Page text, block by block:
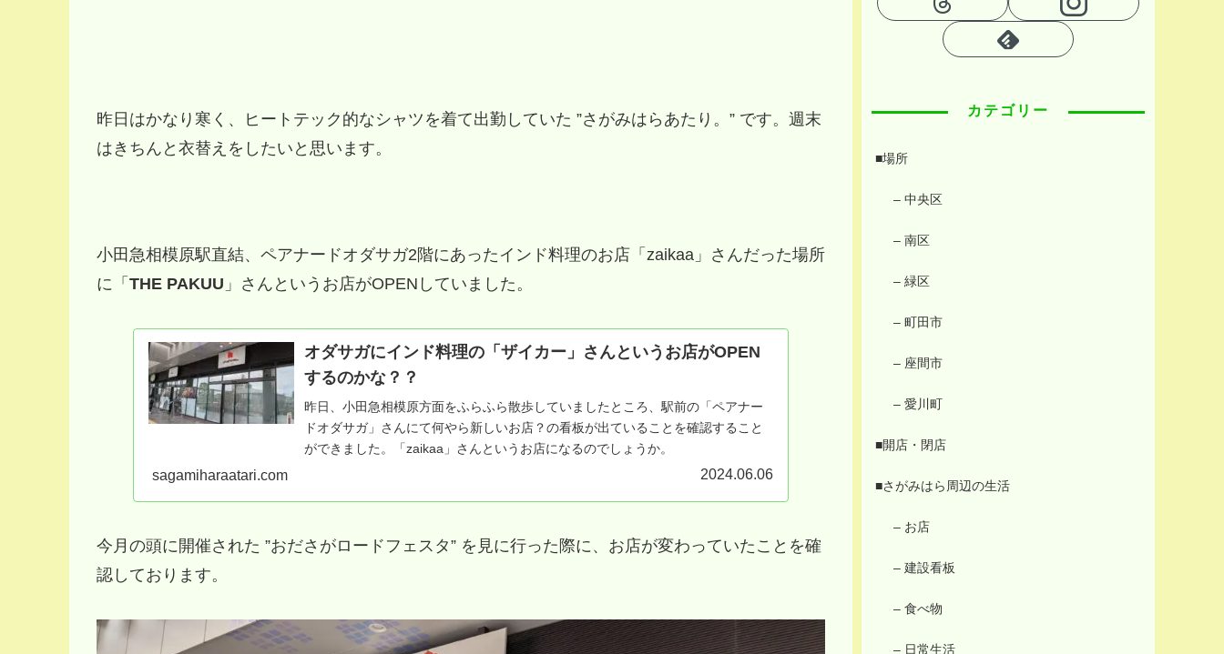
昨日はかなり寒く、ヒートテック的なシャツを着て出勤していた ”さがみはらあたり。” です。週末
はきちんと衣替えをしたいと思います。
小田急相模原駅直結、ペアナードオダサガ2階にあったインド料理のお店「zaikaa」さんだった場所
に「 THE PAKUU 」さんというお店がOPENしていました。
オダサガにインド料理の「ザイカー」さんというお店がOPEN
するのかな？？
昨日、小田急相模原方面をふらふら散歩していましたところ、駅前の「ペアナー
ドオダサガ」さんにて何やら新しいお店？の看板が出ていることを確認すること
ができました。「zaikaa」さんというお店になるのでしょうか。
sagamiharaatari.com 2024.06.06
今月の頭に開催された ”おださがロードフェスタ” を見に行った際に、お店が変わっていたことを確
認しております。
カテゴリー
■場所
– 中央区
– 南区
– 緑区
– 町田市
– 座間市
– 愛川町
■開店・閉店
■さがみはら周辺の生活
– お店
– 建設看板
– 食べ物
– 日常生活